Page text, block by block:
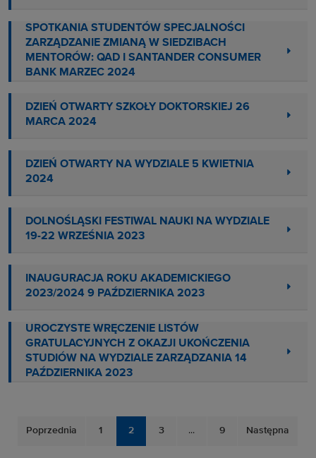
SPOTKANIA STUDENTÓW SPECJALNOŚCI
ZARZĄDZANIE ZMIANĄ W SIEDZIBACH
MENTORÓW: QAD I SANTANDER CONSUMER
BANK MARZEC 2024
DZIEŃ OTWARTY SZKOŁY DOKTORSKIEJ 26
MARCA 2024
DZIEŃ OTWARTY NA WYDZIALE 5 KWIETNIA
2024
DOLNOŚLĄSKI FESTIWAL NAUKI NA WYDZIALE
19-22 WRZEŚNIA 2023
INAUGURACJA ROKU AKADEMICKIEGO
2023/2024 9 PAŹDZIERNIKA 2023
UROCZYSTE WRĘCZENIE LISTÓW
GRATULACYJNYCH Z OKAZJI UKOŃCZENIA
STUDIÓW NA WYDZIALE ZARZĄDZANIA 14
PAŹDZIERNIKA 2023
Poprzednia 1 2 3 ... 9 Następna